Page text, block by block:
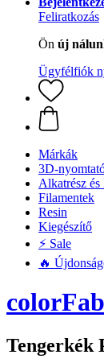
Feliratkozás
Ön új
Ügyfélfiók
Márkák
3D-
Alkatrész és
Filamentek
Resin
Kiegészítő
⚡ Sale
🔥
Tengerkék